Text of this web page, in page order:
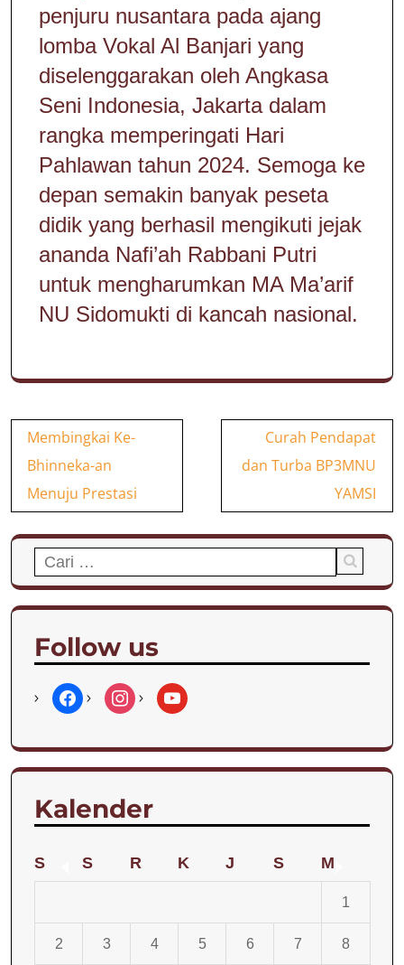
penjuru nusantara pada ajang
lomba Vokal Al Banjari yang
diselenggarakan oleh Angkasa
Seni Indonesia, Jakarta dalam
rangka memperingati Hari
Pahlawan tahun 2024. Semoga ke
depan semakin banyak peseta
didik yang berhasil mengikuti jejak
ananda Nafi’ah Rabbani Putri
untuk mengharumkan MA Ma’arif
NU Sidomukti di kancah nasional.
Navigasi
pos
Membingkai Ke-
Bhinneka-an
Menuju Prestasi
Curah Pendapat
dan Turba BP3MNU
YAMSI
Cari
untuk:
Follow us
f
c
e
b
o
k
i
s
t
a
g
a
y
u
t
b
Kalender
S S R K J S M
1
2 3 4 5 6 7 8